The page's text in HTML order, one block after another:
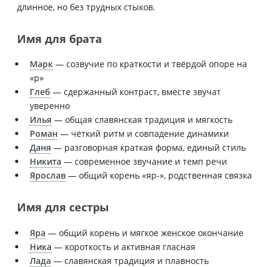
длинное, но без трудных стыков.
Имя для брата
Марк — созвучие по краткости и твёрдой опоре на
«р»
Глеб — сдержанный контраст, вместе звучат
уверенно
Илья — общая славянская традиция и мягкость
Роман — чёткий ритм и совпадение динамики
Даня — разговорная краткая форма, единый стиль
Никита — современное звучание и темп речи
Ярослав — общий корень «яр-», родственная связка
Имя для сестры
Яра — общий корень и мягкое женское окончание
Ника — короткость и активная гласная
Лада — славянская традиция и плавность